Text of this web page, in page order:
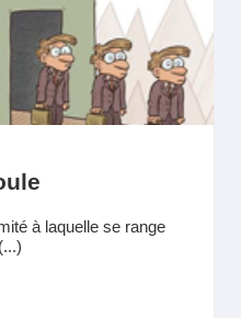
à laquelle se range